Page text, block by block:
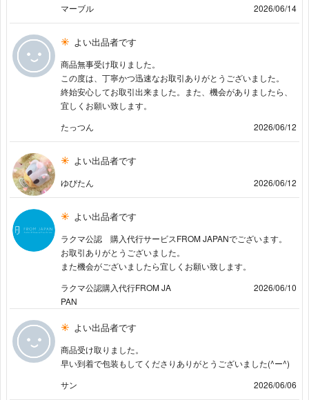
マーブル 2026/06/14
よい出品者です
商品無事受け取りました。
この度は、丁寧かつ迅速なお取引ありがとうございました。
終始安心してお取引出来ました。また、機会がありましたら、
宜しくお願い致します。
たっつん
2026/06/12
よい出品者です
ゆぴたん 2026/06/12
よい出品者です
ラクマ公認 購入代行サービスFROM JAPANでございます。
お取引ありがとうございました。
また機会がございましたら宜しくお願い致します。
ラクマ公認購入代行FROM JA
PAN
2026/06/10
よい出品者です
商品受け取りました。
早い到着で包装もしてくださりありがとうございました(^ー^)
サン
2026/06/06